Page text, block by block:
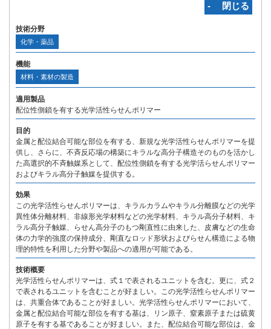
‐ 閉じる
技術分野
化学・薬品
機能
材料・素材の製造
適用製品
配位性側鎖を有する光学活性らせんポリマー
目的
金属と配位結合可能な部位を有する、新規な光学活性らせんポリマーを提
供し、さらに、不斉反応場の構築にキラルな高分子構造そのものを活かし
た高選択的不斉触媒系として、配位性側鎖を有する光学活らせんポリマー
およびキラル高分子触媒を提供する。
効果
この光学活性らせんポリマーは、キラルカラムやキラル分離膜などの光学
異性体分離材料、非線形光学材料などの光学材料、キラル高分子材料、キ
ラル高分子触媒、らせん高分子のもつ剛直性に由来した、皮膚などの生命
体の力学的強度の保持成分、剛直なロッド形状およびらせん構造による物
理的特性を利用した分野や製品への適用が可能である。
技術概要
光学活性らせんポリマーは、式１で表されるユニットを含む。更に、式２
で表されるユニットを含むことが好ましい。この光学活性らせんポリマー
は、共重合体であることが好ましい。光学活性らせんポリマーにおいて、
金属と配位結合可能な部位を有する基は、リン原子、窒素原子または硫黄
原子を有する基であることが好ましい。また、配位結合可能な部位は、金